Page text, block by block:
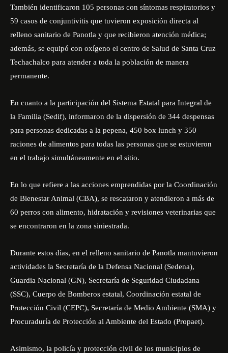
También identificaron 105 personas con síntomas respiratorios y
59 casos de conjuntivitis que tuvieron exposición directa al
relleno sanitario de Panotla y que recibieron atención médica;
además, se equipó con oxígeno el centro de Salud de Santa Cruz
Techachalco para atender a toda la población de manera
permanente.
En cuanto a la participación del Sistema Estatal para Integral de
la Familia (Sedif), informaron de la dispersión de 344 despensas
para personas dedicadas a la pepena, 450 box lunch y 350
raciones de alimentos para todas las personas que se estuvieron
en el trabajo simultáneamente en el sitio.
En lo que refiere a las acciones emprendidas por la Coordinación
de Bienestar Animal (CBA), se rescataron y atendieron a más de
60 perros con alimento, hidratación y revisiones veterinarias que
se encontraron en la zona siniestrada.
Durante estos días, en el relleno sanitario de Panotla mantuvieron
actividades la Secretaría de la Defensa Nacional (Sedena),
Guardia Nacional (GN), Secretaría de Seguridad Ciudadana
(SSC), Cuerpo de Bomberos estatal, Coordinación estatal de
Protección Civil (CEPC), Secretaría de Medio Ambiente (SMA) y
Procuraduría de Protección al Ambiente del Estado (Propaet).
Asimismo, la policía y protección civil de los municipios de